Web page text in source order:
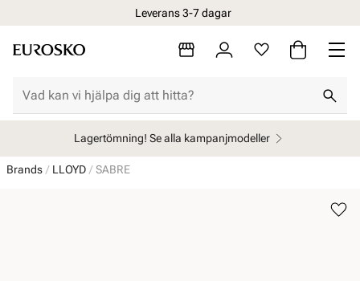
Leverans 3-7 dagar
Lagertömning! Se alla kampanjmodeller
Brands LLOYD SABRE